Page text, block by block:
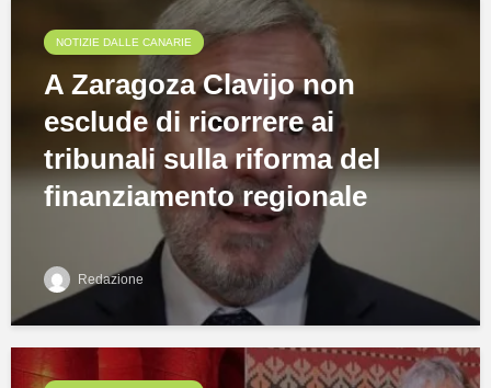
NOTIZIE DALLE CANARIE
A Zaragoza Clavijo non
esclude di ricorrere ai
tribunali sulla riforma del
finanziamento regionale
Redazione